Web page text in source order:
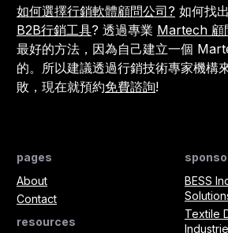
如何選擇行銷軟體顧問公司? 如何找
B2B行銷工具? 透過專業 Martech 顧
最好的方法，因為自己建立一個
的。所以建議透過行銷技術專家機構
敗，現在就預約免費諮詢!
pages
About
Contact
resources
BESS
Textile